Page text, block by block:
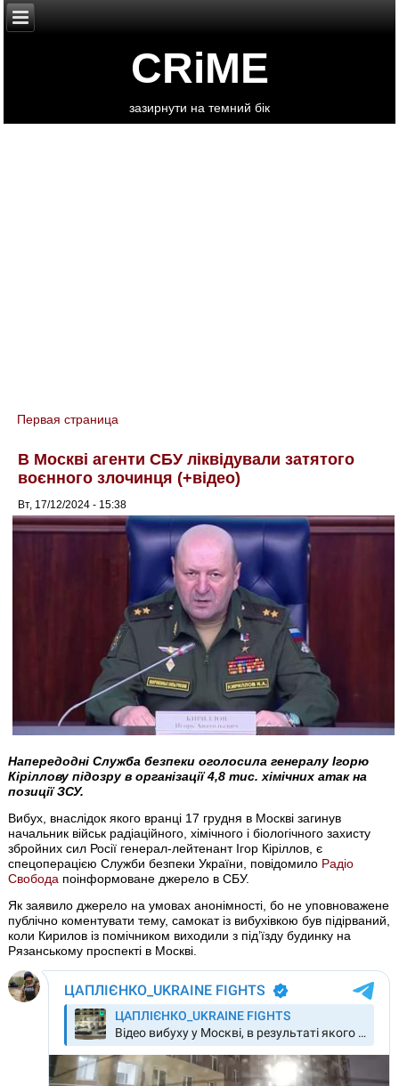
CRiME
зазирнути на темний бік
You are here
Первая страница
В Москві агенти СБУ ліквідували затятого
воєнного злочинця (+відео)
Вт, 17/12/2024 - 15:38
Напередодні Служба безпеки оголосила генералу Ігорю
Кіріллову підозру в організації 4,8 тис. хімічних атак на
позиції ЗСУ.
Вибух, внаслідок якого вранці 17 грудня в Москві загинув
начальник військ радіаційного, хімічного і біологічного захисту
збройних сил Росії генерал-лейтенант Ігор Кіріллов, є
спецоперацією Служби безпеки України, повідомило Радіо
Свобода поінформоване джерело в СБУ.
Як заявило джерело на умовах анонімності, бо не уповноважене
публічно коментувати тему, самокат із вибухівкою був підірваний,
коли Кирилов із помічником виходили з під’їзду будинку на
Рязанському проспекті в Москві.